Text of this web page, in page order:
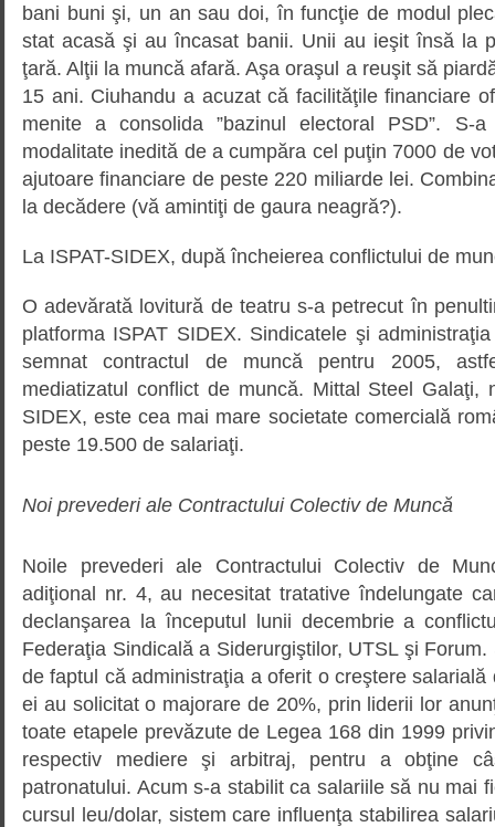
bani buni şi, un an sau doi, în funcţie de modul
stat acasă şi au încasat banii. Unii au ieşit însă la
ţară. Alţii la muncă afară. Aşa oraşul a reuşit să
15 ani. Ciuhandu a acuzat că facilităţile financiare
menite a consolida ”bazinul electoral PSD”.
modalitate inedită de a cumpăra cel puţin 7000 de
ajutoare financiare de peste 220 miliarde lei.
la decădere (vă amintiţi de gaura neagră?).
La ISPAT-SIDEX, după încheierea conflictului de
O adevărată lovitură de teatru s-a petrecut în
platforma ISPAT SIDEX. Sindicatele şi
semnat contractul de muncă pentru 2005,
mediatizatul conflict de muncă. Mittal Steel Galaţi,
SIDEX, este cea mai mare societate comercială
peste 19.500 de salariaţi.
Noi prevederi ale Contractului Colectiv de Muncă
Noile prevederi ale Contractului Colectiv de
adiţional nr. 4, au necesitat tratative îndelungate
declanşarea la începutul lunii decembrie a
Federaţia Sindicală a Siderurgiştilor, UTSL şi
de faptul că administraţia a oferit o creştere
ei au solicitat o majorare de 20%, prin liderii lor
toate etapele prevăzute de Legea 168 din 1999
respectiv mediere şi arbitraj, pentru a obţine
patronatului. Acum s-a stabilit ca salariile să nu mai
cursul leu/dolar, sistem care influenţa stabilirea